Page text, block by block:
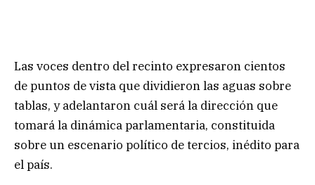
Las voces dentro del recinto expresaron cientos
de puntos de vista que dividieron las aguas sobre
tablas, y adelantaron cuál será la dirección que
tomará la dinámica parlamentaria, constituida
sobre un escenario político de tercios, inédito para
el país.